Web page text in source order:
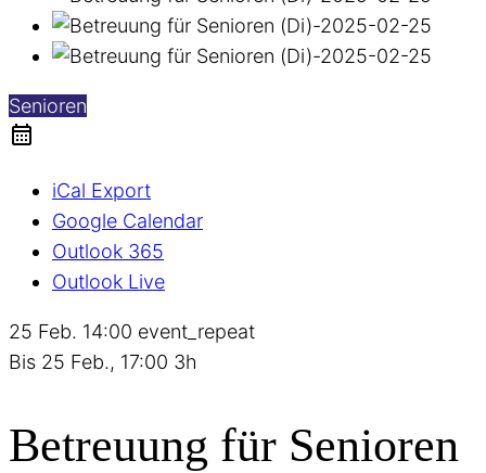
Senioren
iCal Export
Google Calendar
Outlook 365
Outlook Live
25 Feb. 14:00 event_repeat
Bis 25 Feb., 17:00 3h
Betreuung für Senioren